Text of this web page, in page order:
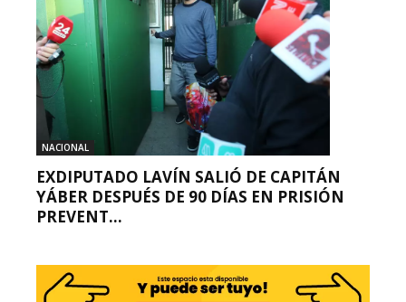
NACIONAL
EXDIPUTADO LAVÍN SALIÓ DE CAPITÁN
YÁBER DESPUÉS DE 90 DÍAS EN PRISIÓN
PREVENT...